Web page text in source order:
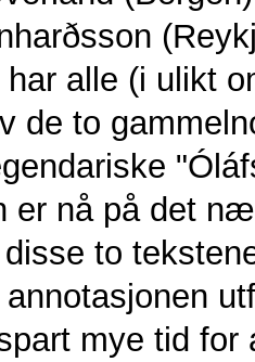
alle (i ulikt
de to
er nå på det
to
mye tid